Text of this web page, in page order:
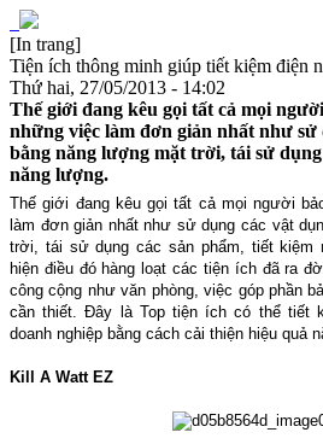
[In trang]
Tiện ích thông minh giúp tiết kiệm điện
Thứ hai, 27/05/2013 - 14:02
Thế giới đang kêu gọi tất cả mọi
những việc làm đơn giản nhất như sử
bằng năng lượng mặt trời, tái sử
năng lượng.
Thế giới đang kêu gọi tất cả mọi người
làm đơn giản nhất như sử dụng các vật
trời, tái sử dụng các sản phẩm, tiết kiệm
hiện điều đó hàng loạt các tiện ích đã ra
công cộng như văn phòng, việc góp phần
cần thiết. Đây là Top tiện ích có thể tiết
doanh nghiệp bằng cách cải thiện hiệu quả
Kill A Watt EZ